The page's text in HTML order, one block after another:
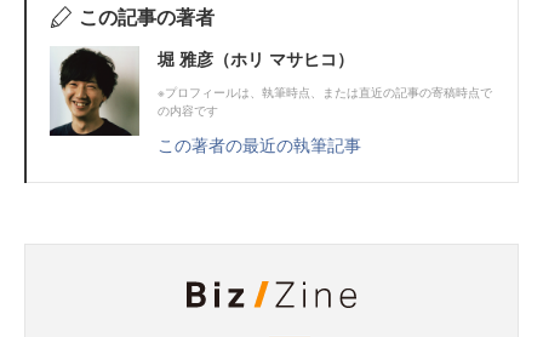
この記事の著者
堀 雅彦（ホリ マサヒコ）
※プロフィールは、執筆時点、または直近の記事の寄稿時点で
の内容です
この著者の最近の執筆記事